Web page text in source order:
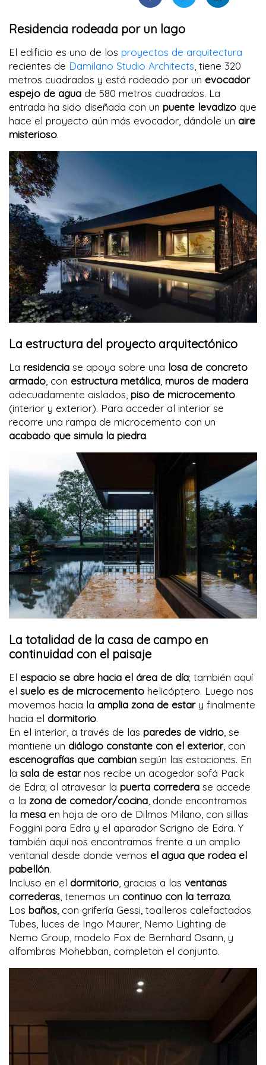
Residencia rodeada por un lago
El edificio es uno de los proyectos de arquitectura
recientes de Damilano Studio Architects , tiene 320
metros cuadrados y está rodeado por un evocador
espejo de agua de 580 metros cuadrados. La
entrada ha sido diseñada con un puente levadizo que
hace el proyecto aún más evocador, dándole un aire
misterioso.
La estructura del proyecto arquitectónico
La residencia se apoya sobre una losa de concreto
armado , con estructura metálica muros de madera
adecuadamente aislados, piso de microcemento
(interior y exterior). Para acceder al interior se
recorre una rampa de microcemento con un
acabado que simula la piedra.
La totalidad de la casa de campo en
continuidad con el paisaje
El espacio se abre hacia el área de día; también aquí
el suelo es de microcemento helicóptero. Luego nos
movemos hacia la amplia zona de estary finalmente
hacia el dormitorio.
En el interior, a través de las paredes de vidrio , se
mantiene un diálogo constante con el exterior, con
escenografías que cambian según las estaciones. En
la sala de estarnos recibe un acogedor sofá Pack
de Edra; al atravesar la puerta corredera se accede
a la zona de comedor/cocina , donde encontramos
la mesa en hoja de oro de Dilmos Milano, con sillas
Foggini para Edra y el aparador Scrigno de Edra. Y
también aquí nos encontramos frente a un amplio
ventanal desde donde vemos el agua que rodea el
pabellón.
Incluso en el dormitorio , gracias a las ventanas
correderas , tenemos un continuo con la terraza.
Los baños , con grifería Gessi, toalleros calefactados
Tubes, luces de Ingo Maurer, Nemo Lighting de
Nemo Group, modelo Fox de Bernhard Osann, y
alfombras Mohebban, completan el conjunto.